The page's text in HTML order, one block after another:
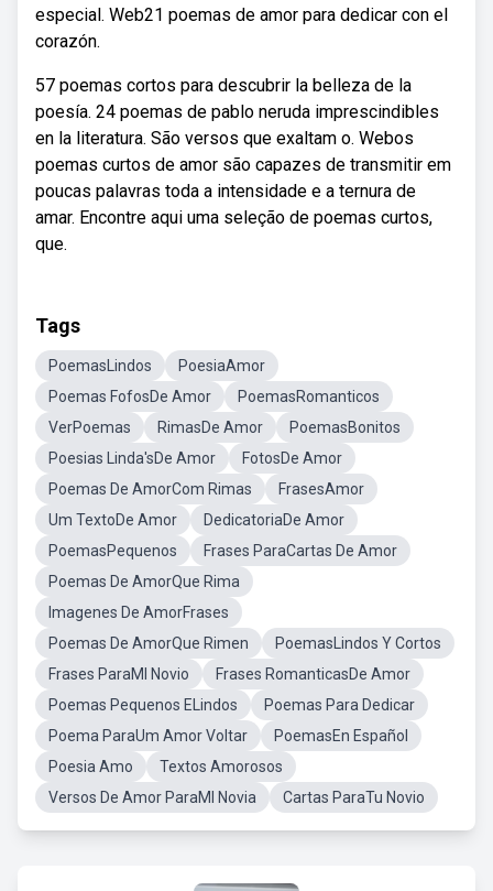
especial. Web21 poemas de amor para dedicar con el
corazón.
57 poemas cortos para descubrir la belleza de la
poesía. 24 poemas de pablo neruda imprescindibles
en la literatura. São versos que exaltam o. Webos
poemas curtos de amor são capazes de transmitir em
poucas palavras toda a intensidade e a ternura de
amar. Encontre aqui uma seleção de poemas curtos,
que.
Tags
PoemasLindos
PoesiaAmor
Poemas FofosDe Amor
PoemasRomanticos
VerPoemas
RimasDe Amor
PoemasBonitos
Poesias Linda'sDe Amor
FotosDe Amor
Poemas De AmorCom Rimas
FrasesAmor
Um TextoDe Amor
DedicatoriaDe Amor
PoemasPequenos
Frases ParaCartas De Amor
Poemas De AmorQue Rima
Imagenes De AmorFrases
Poemas De AmorQue Rimen
PoemasLindos Y Cortos
Frases ParaMI Novio
Frases RomanticasDe Amor
Poemas Pequenos ELindos
Poemas Para Dedicar
Poema ParaUm Amor Voltar
PoemasEn Español
Poesia Amo
Textos Amorosos
Versos De Amor ParaMI Novia
Cartas ParaTu Novio